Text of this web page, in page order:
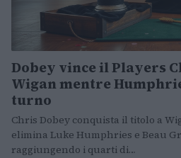
Dobey vince il Players
Wigan mentre
turno
Chris Dobey conquista il titolo a
elimina Luke Humphries e Beau
raggiungendo i quarti di…